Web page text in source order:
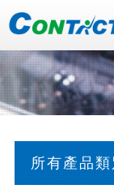
所有產品類